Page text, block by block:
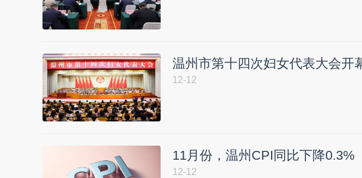
温州市第十四次妇女代表大会开
12-12
11月份，温州CPI同比下降0.3%
12-12